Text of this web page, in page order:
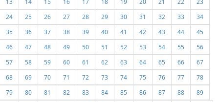
24
25 26 27 28 29 30 31 32 33
34
35
36 37 38 39 40 41 42 43 44
45
46
47 48 49 50 51 52 53 54 55
56
57
58 59 60 61 62 63 64 65 66
67
68
69 70 71 72 73 74 75 76 77
78
79
80 81 82 83 84 85 86 87 88 89